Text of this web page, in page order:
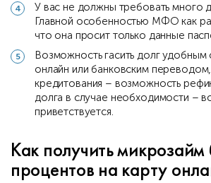
У вас не должны требовать много
Главной особенностью МФО как
что она просит только данные
Возможность гасить долг
онлайн или банковским
кредитования – возможность
долга в случае необходимости –
приветствуется.
Как получить микрозайм
процентов на карту